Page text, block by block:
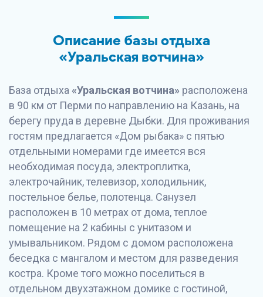
Описание базы отдыха
«Уральская вотчина»
База отдыха «Уральская вотчина» расположена
в 90 км от Перми по направлению на Казань, на
берегу пруда в деревне Дыбки. Для проживания
гостям предлагается «Дом рыбака» с пятью
отдельными номерами где имеется вся
необходимая посуда, электроплитка,
электрочайник, телевизор, холодильник,
постельное белье, полотенца. Санузел
расположен в 10 метрах от дома, теплое
помещение на 2 кабины с унитазом и
умывальником. Рядом с домом расположена
беседка с мангалом и местом для разведения
костра. Кроме того можно поселиться в
отдельном двухэтажном домике с гостиной,